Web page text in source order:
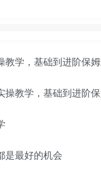
教学，基础到进阶保
是最好的机会